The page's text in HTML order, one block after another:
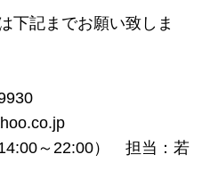
下記までお願い致しま
～22:00） 担当：若